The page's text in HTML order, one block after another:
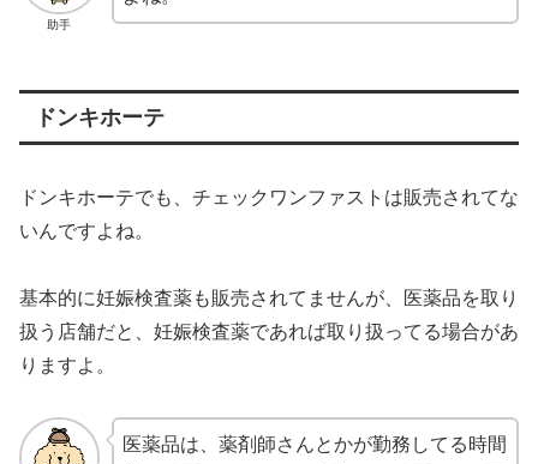
助手
ドンキホーテ
ドンキホーテでも、チェックワンファストは販売されてな
いんですよね。
基本的に妊娠検査薬も販売されてませんが、医薬品を取り
扱う店舗だと、妊娠検査薬であれば取り扱ってる場合があ
りますよ。
医薬品は、薬剤師さんとかが勤務してる時間